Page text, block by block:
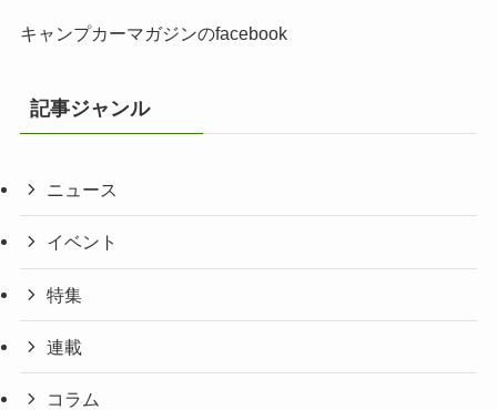
キャンプカーマガジンのfacebook
記事ジャンル
ニュース
イベント
特集
連載
コラム